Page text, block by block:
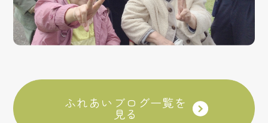
ふれあいブログ一覧を
見る